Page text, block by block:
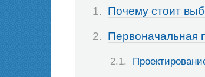
Почему стоит
Первоначальная